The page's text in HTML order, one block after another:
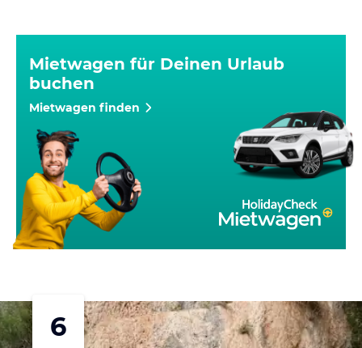
Mietwagen für Deinen Urlaub
buchen
Mietwagen finden
6